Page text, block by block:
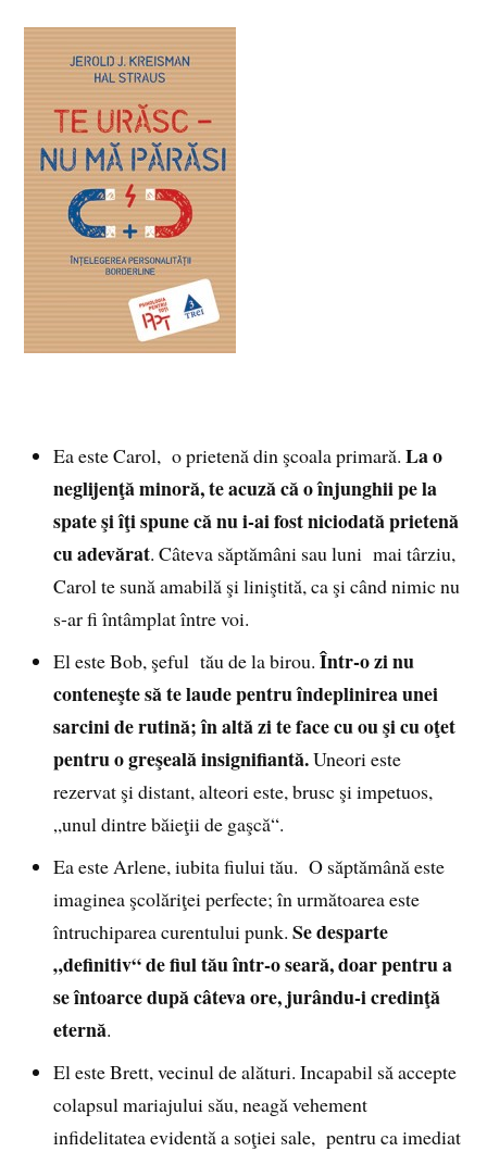
Ea este Carol, o prietenă din şcoala primară. La o
neglijenţă minoră, te acuză că o înjunghii pe la
spate şi îţi spune că nu i-ai fost niciodată prietenă
cu adevărat. Câteva săptămâni sau luni mai târziu,
Carol te sună amabilă şi liniştită, ca şi când nimic nu
s-ar fi întâmplat între voi.
El este Bob, şeful tău de la birou. Într-o zi nu
conteneşte să te laude pentru îndeplinirea unei
sarcini de rutină; în altă zi te face cu ou şi cu oţet
pentru o greşeală insignifiantă.Uneori este
rezervat şi distant, alteori este, brusc şi impetuos,
„unul dintre băieţii de gaşcă“.
Ea este Arlene, iubita fiului tău. O săptămână este
imaginea şcolăriţei perfecte; în următoarea este
întruchiparea curentului punk. Se desparte
„definitiv“ de fiul tău într-o seară, doar pentru a
se întoarce după câteva ore, jurându-i credinţă
eternă.
El este Brett, vecinul de alături. Incapabil să accepte
colapsul mariajului său, neagă vehement
infidelitatea evidentă a soţiei sale, pentru ca imediat